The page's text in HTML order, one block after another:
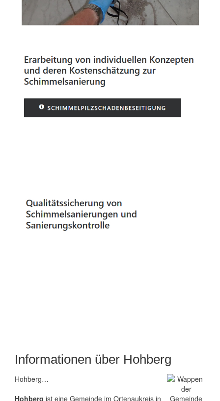
Informationen über Hohberg
Hohberg…
Hohberg ist eine Gemeinde im Ortenaukreis in